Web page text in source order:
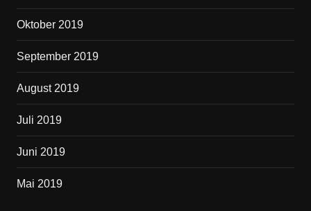
Oktober 2019
September 2019
August 2019
Juli 2019
Juni 2019
Mai 2019